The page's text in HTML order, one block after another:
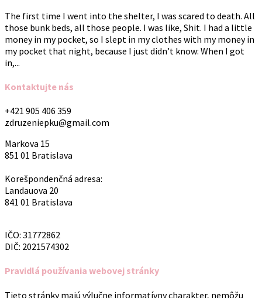
The first time I went into the shelter, I was scared to death. All
those bunk beds, all those people. I was like, Shit. I had a little
money in my pocket, so I slept in my clothes with my money in
my pocket that night, because I just didn’t know: When I got
in,...
Kontaktujte nás
+421 905 406 359
zdruzeniepku@gmail.com
Markova 15
851 01 Bratislava
Korešpondenčná adresa:
Landauova 20
841 01 Bratislava
IČO: 31772862
DIČ: 2021574302
Pravidlá používania webovej stránky
Tieto stránky majú výlučne informatívny charakter, nemôžu